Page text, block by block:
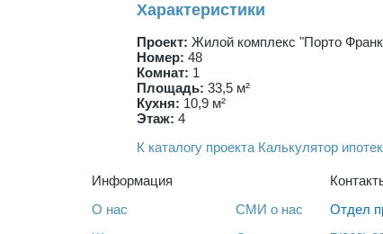
Характеристики
Проект: Жилой комплекс "Порто
Номер: 48
Комнат: 1
Площадь: 33,5 м²
Кухня: 10,9 м²
Этаж: 4
К каталогу проекта Калькулятор
Информация
О нас
СМИ о нас
Отдел